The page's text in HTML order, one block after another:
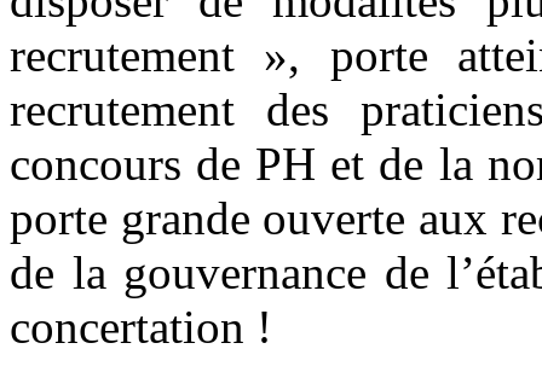
recrutement », porte
recrutement des
concours de PH et de la
porte grande ouverte aux
de la gouvernance de
concertation !